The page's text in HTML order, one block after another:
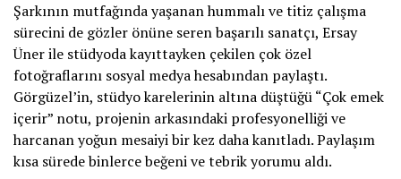
Şarkının mutfağında yaşanan hummalı ve titiz çalışma
sürecini de gözler önüne seren başarılı sanatçı, Ersay
Üner ile stüdyoda kayıttayken çekilen çok özel
fotoğraflarını sosyal medya hesabından paylaştı.
Görgüzel’in, stüdyo karelerinin altına düştüğü “Çok emek
içerir” notu, projenin arkasındaki profesyonelliği ve
harcanan yoğun mesaiyi bir kez daha kanıtladı. Paylaşım
kısa sürede binlerce beğeni ve tebrik yorumu aldı.